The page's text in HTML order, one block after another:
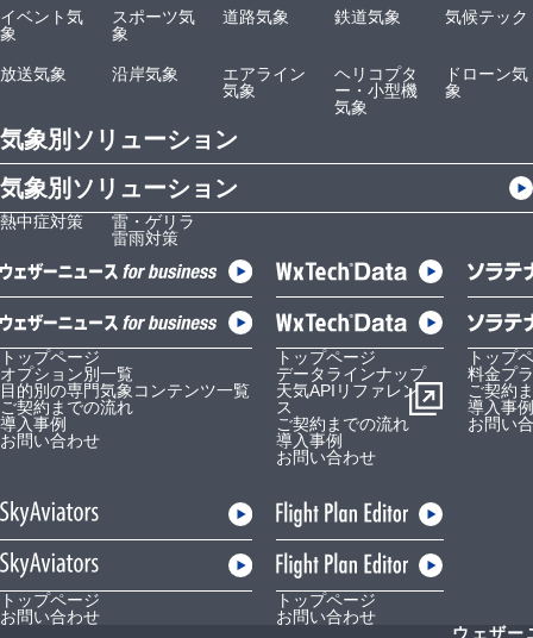
イベント気
象
スポーツ気
象
道路気象 鉄道気象 気候テック
放送気象 沿岸気象
エアライン
気象
ヘリコプタ
ー・小型機
気象
ドローン気
象
気象別ソリューション
気象別ソリューション
熱中症対策
雷・ゲリラ
雷雨対策
トップページ
オプション別一覧
目的別の専門気象コンテンツ一覧
ご契約までの流れ
導入事例
お問い合わせ
トップページ
データラインナップ
天気APIリファレン
ス
ご契約までの流れ
導入事例
お問い合わせ
トップ
料金プ
ご契約
導入事
お問い
トップページ
お問い合わせ
トップページ
お問い合わせ
ウェザー